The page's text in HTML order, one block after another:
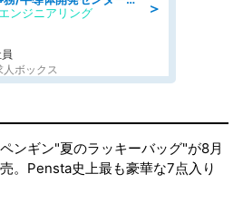
＞
ンジニアリング
人ボックス
ンギン"夏のラッキーバッグ"が8月
。Pensta史上最も豪華な7点入り